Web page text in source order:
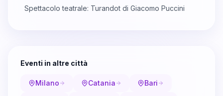
Spettacolo teatrale: Turandot di Giacomo Puccini
Eventi in altre città
Milano Catania Bari